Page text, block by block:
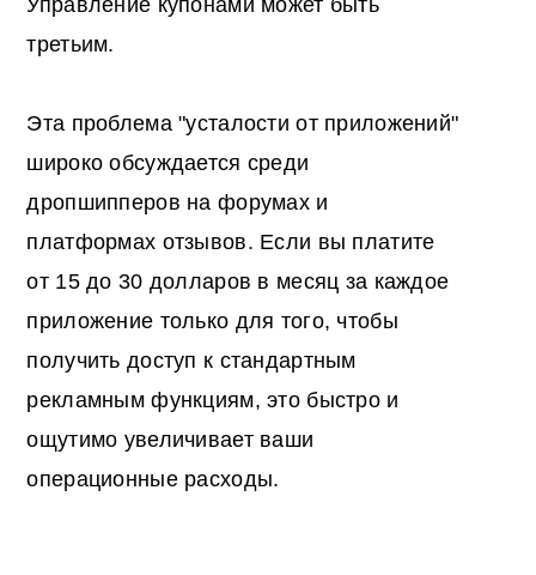
третьим.
Эта проблема "усталости от приложений"
широко обсуждается среди
дропшипперов на форумах и
платформах отзывов. Если вы платите
от 15 до 30 долларов в месяц за каждое
приложение только для того, чтобы
получить доступ к стандартным
рекламным функциям, это быстро и
ощутимо увеличивает ваши
операционные расходы.